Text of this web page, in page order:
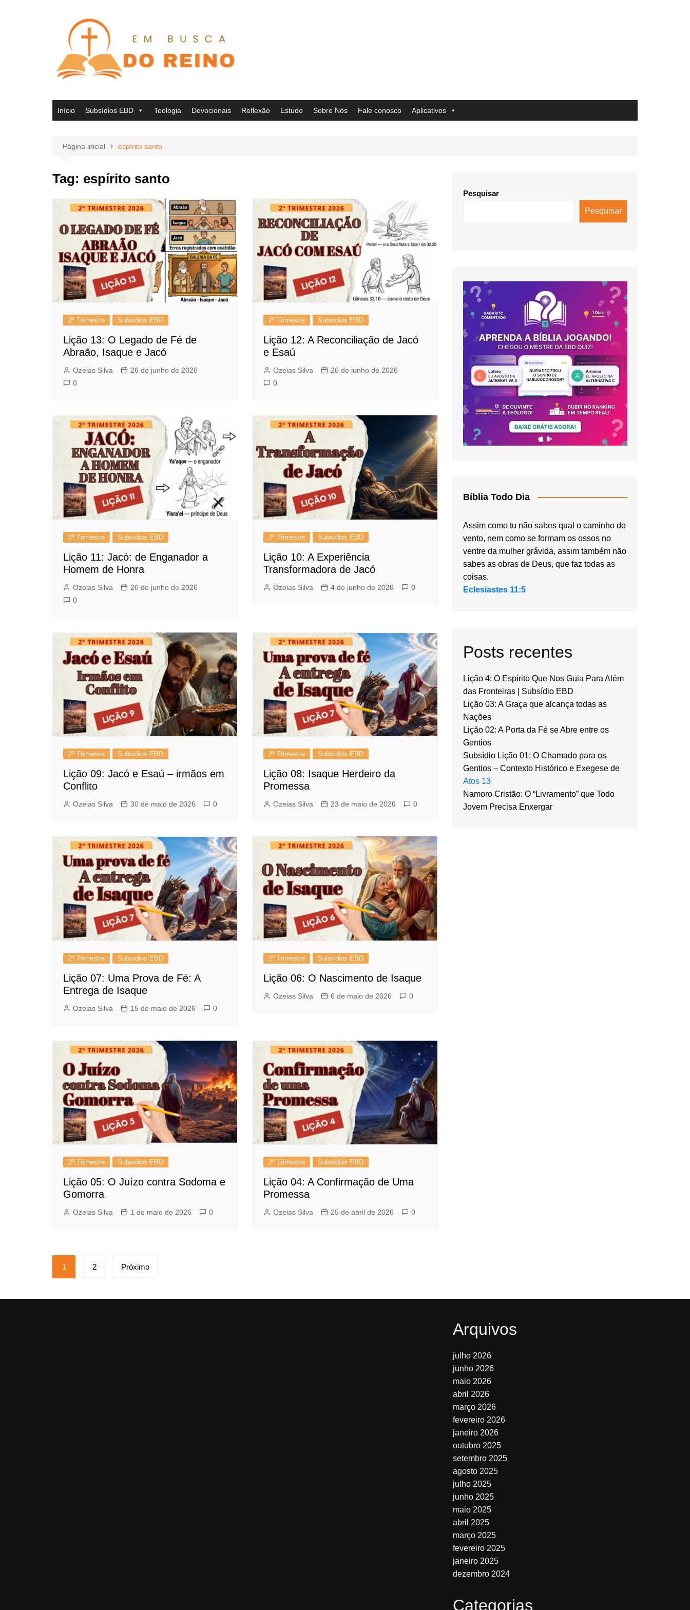
Início Subsídios EBD Teologia Devocionais Reflexão Estudo Sobre Nós Fale conosco Aplicativos
Página inicial espírito santo
Tag: espírito santo
2º Trimestre Subsídios EBD
Lição 13: O Legado de Fé de
Abraão, Isaque e Jacó
Ozeias Silva
26 de junho de 2026
0
2º Trimestre Subsídios EBD
Lição 12: A Reconciliação de Jacó
e Esaú
Ozeias Silva
26 de junho de 2026
0
2º Trimestre Subsídios EBD
Lição 11: Jacó: de Enganador a
Homem de Honra
Ozeias Silva
26 de junho de 2026
0
2º Trimestre Subsídios EBD
Lição 10: A Experiência
Transformadora de Jacó
Ozeias Silva 4 de junho de 2026 0
2º Trimestre Subsídios EBD
Lição 09: Jacó e Esaú – irmãos em
Conflito
Ozeias Silva 30 de maio de 2026 0
2º Trimestre Subsídios EBD
Lição 08: Isaque Herdeiro da
Promessa
Ozeias Silva 23 de maio de 2026 0
2º Trimestre Subsídios EBD
Lição 07: Uma Prova de Fé: A
Entrega de Isaque
Ozeias Silva 15 de maio de 2026 0
2º Trimestre Subsídios EBD
Lição 06: O Nascimento de Isaque
Ozeias Silva 6 de maio de 2026 0
2º Trimestre Subsídios EBD
Lição 05: O Juízo contra Sodoma e
Gomorra
Ozeias Silva 1 de maio de 2026 0
2º Trimestre Subsídios EBD
Lição 04: A Confirmação de Uma
Promessa
Ozeias Silva 25 de abril de 2026 0
Paginação
de
posts
1 2 Próximo
Pesquisar
Pesquisar
Bíblia Todo Dia
Assim como tu não sabes qual o caminho do
vento, nem como se formam os ossos no
ventre da mulher grávida, assim também não
sabes as obras de Deus, que faz todas as
coisas.
Eclesiastes 11:5
Posts recentes
Lição 4: O Espírito Que Nos Guia Para Além
das Fronteiras | Subsídio EBD
Lição 03: A Graça que alcança todas as
Nações
Lição 02: A Porta da Fé se Abre entre os
Gentios
Subsídio Lição 01: O Chamado para os
Gentios – Contexto Histórico e Exegese de
Atos 13
Namoro Cristão: O “Livramento” que Todo
Jovem Precisa Enxergar
Arquivos
julho 2026
junho 2026
maio 2026
abril 2026
março 2026
fevereiro 2026
janeiro 2026
outubro 2025
setembro 2025
agosto 2025
julho 2025
junho 2025
maio 2025
abril 2025
março 2025
fevereiro 2025
janeiro 2025
dezembro 2024
Categorias